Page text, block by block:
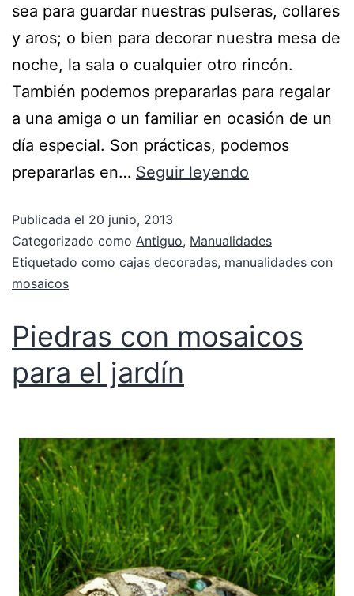
sea para guardar nuestras pulseras, collares
y aros; o bien para decorar nuestra mesa de
noche, la sala o cualquier otro rincón.
También podemos prepararlas para regalar
a una amiga o un familiar en ocasión de un
día especial. Son prácticas, podemos
prepararlas en… Seguir leyendo
Publicada el 20 junio, 2013
Categorizado como Antiguo, Manualidades
Etiquetado como cajas decoradas, manualidades con
mosaicos
Piedras con mosaicos
para el jardín